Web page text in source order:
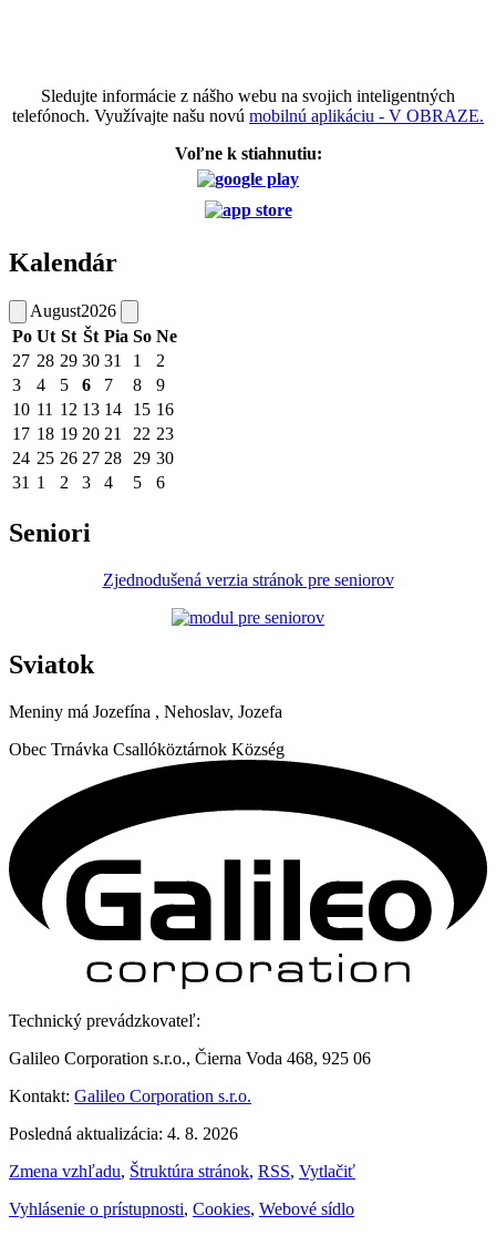
Sledujte informácie z nášho webu na svojich inteligentných
telefónoch. Využívajte našu novú mobilnú aplikáciu - V OBRAZE.
Voľne k stiahnutiu:
Kalendár
August2026
Po Ut St Št Pia So Ne
27 28 29 30 31 1
2
3
4 5 6 7 8
9
10 11 12 13 14 15 16
17 18 19 20 21 22 23
24 25 26 27 28 29 30
31 1 2 3 4 5 6
Seniori
Zjednodušená verzia stránok pre seniorov
Sviatok
Meniny má Jozefína , Nehoslav, Jozefa
Obec Trnávka Csallóköztárnok Község
Technický prevádzkovateľ:
Galileo Corporation s.r.o., Čierna Voda 468, 925 06
Kontakt: Galileo Corporation s.r.o.
Posledná aktualizácia: 4. 8. 2026
Zmena vzhľadu, Štruktúra stránok, RSS, Vytlačiť
Vyhlásenie o prístupnosti, Cookies, Webové sídlo